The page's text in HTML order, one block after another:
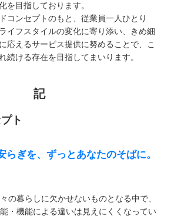
を目指しております。
コンセプトのもと、従業員一人ひとり
イフスタイルの変化に寄り添い、きめ細
応えるサービス提供に努めることで、こ
続ける存在を目指してまいります。
記
ト
らぎを、ずっとあなたのそばに。
の暮らしに欠かせないものとなる中で、
・機能による違いは見えにくくなってい